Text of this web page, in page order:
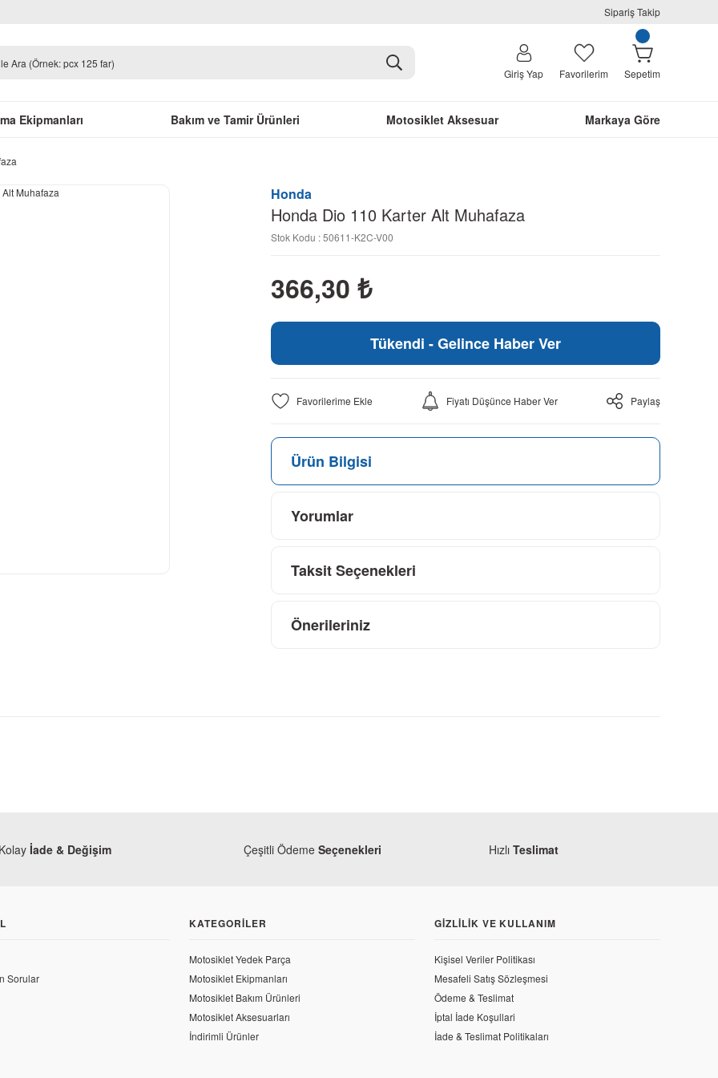
Sipariş Takip
Giriş Yap Favorilerim Sepetim
Ekipmanları Bakım ve Tamir Ürünleri Motosiklet Aksesuar Markaya Göre
Honda
Honda Dio 110 Karter Alt Muhafaza
Stok Kodu : 50611-K2C-V00
366,30 ₺
Tükendi - Gelince Haber Ver
Fiyatı Düşünce Haber Ver Paylaş
Ürün Bilgisi
Yorumlar
Taksit Seçenekleri
Önerileriniz
Modifiye
454,01 TL
Kolay İade & Değişim Çeşitli Ödeme Seçenekleri Hızlı Teslimat
Sorular
KATEGORILER
Motosiklet Yedek Parça
Motosiklet Ekipmanları
Motosiklet Bakım Ürünleri
Motosiklet Aksesuarları
İndirimli Ürünler
GIZLILIK VE KULLANIM
Kişisel Veriler Politikası
Mesafeli Satış Sözleşmesi
Ödeme & Teslimat
İptal İade Koşullari
İade & Teslimat Politikaları